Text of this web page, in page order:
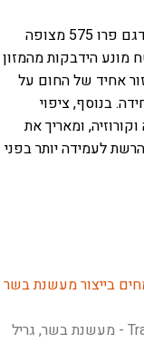
תחזוקה היא המפתח: רשת הגריל של טרייגר מדגם פרו 575 מצופה
מונע הידבקות מהמזון
אחיד של החום על
בנוסף, ציפוי
ומאריך את
לעמידה יותר בפני